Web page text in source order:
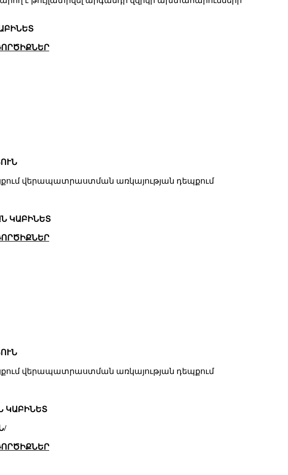
վերապատրաստման առկայության դեպքում
ԿԱԲԻՆԵՏ
վերապատրաստման առկայության դեպքում
ԿԱԲԻՆԵՏ